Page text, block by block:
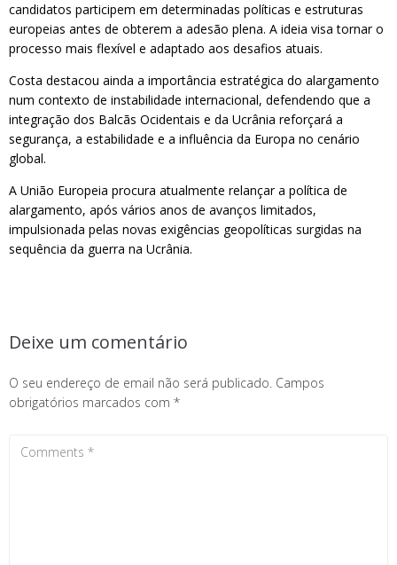
candidatos participem em determinadas políticas e estruturas
europeias antes de obterem a adesão plena. A ideia visa tornar o
processo mais flexível e adaptado aos desafios atuais.
Costa destacou ainda a importância estratégica do alargamento
num contexto de instabilidade internacional, defendendo que a
integração dos Balcãs Ocidentais e da Ucrânia reforçará a
segurança, a estabilidade e a influência da Europa no cenário
global.
A União Europeia procura atualmente relançar a política de
alargamento, após vários anos de avanços limitados,
impulsionada pelas novas exigências geopolíticas surgidas na
sequência da guerra na Ucrânia.
Deixe um comentário
O seu endereço de email não será publicado. Campos
obrigatórios marcados com *